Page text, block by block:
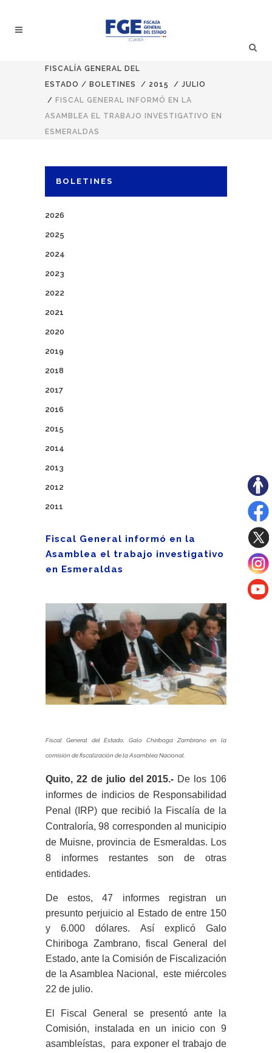
FISCALÍA GENERAL DEL
ESTADO / BOLETINES / 2015 / JULIO
/ FISCAL GENERAL INFORMÓ EN LA
ASAMBLEA EL TRABAJO INVESTIGATIVO EN
ESMERALDAS
BOLETINES
2026
2025
2024
2023
2022
2021
2020
2019
2018
2017
2016
2015
2014
2013
2012
2011
Fiscal General informó en la
Asamblea el trabajo investigativo
en Esmeraldas
Fiscal General del Estado, Galo Chiriboga Zambrano en la
comisión de fiscalización de la Asamblea Nacional.
Quito, 22 de julio del 2015.- De los 106
informes de indicios de Responsabilidad
Penal (IRP) que recibió la Fiscalía de la
Contraloría, 98 corresponden al municipio
de Muisne, provincia de Esmeraldas. Los
8 informes restantes son de otras
entidades.
De estos, 47 informes registran un
presunto perjuicio al Estado de entre 150
y 6.000 dólares. Así explicó Galo
Chiriboga Zambrano, fiscal General del
Estado, ante la Comisión de Fiscalización
de la Asamblea Nacional, este miércoles
22 de julio.
El Fiscal General se presentó ante la
Comisión, instalada en un inicio con 9
asambleístas, para exponer el trabajo de